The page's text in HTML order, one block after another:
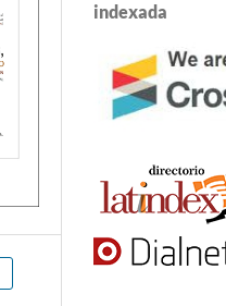
indexada